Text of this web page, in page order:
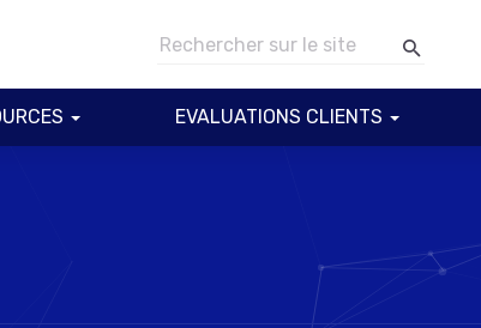
EVALUATIONS CLIENTS